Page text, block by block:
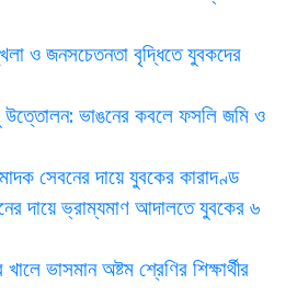
ও জনসচেতনতা বৃদ্ধিতে যুবকদের
উত্তোলন: ভাঙনের কবলে ফসলি জমি ও
সেবনের দায়ে যুবকের কারাদণ্ড
দায়ে ভ্রাম্যমাণ আদালতে যুবকের ৬
ভাসমান অষ্টম শ্রেণির শিক্ষার্থীর